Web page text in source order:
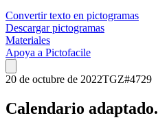
Convertir texto en pictogramas
Descargar pictogramas
Materiales
Apoya a Pictofacile
20 de octubre de 2022TGZ#4729
Calendario adaptado.